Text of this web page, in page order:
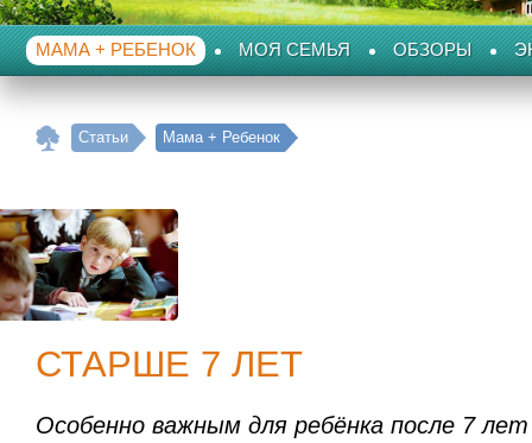
МАМА + РЕБЕНОК МОЯ СЕМЬЯ ОБЗОРЫ
Статьи Мама + Ребенок
СТАРШЕ 7 ЛЕТ
Особенно важным для ребёнка после 7